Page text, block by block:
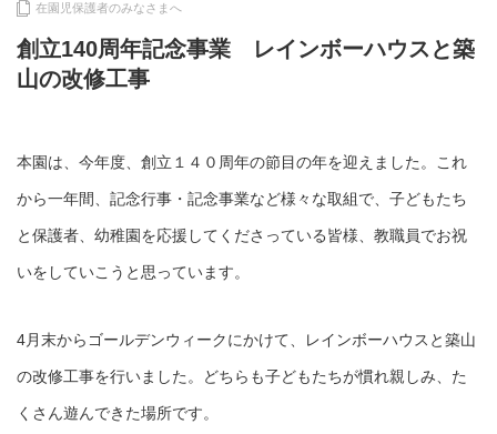
在園児保護者のみなさまへ
創立140周年記念事業 レインボーハウスと築
山の改修工事
本園は、今年度、創立１４０周年の節目の年を迎えました。これ
から一年間、記念行事・記念事業など様々な取組で、子どもたち
と保護者、幼稚園を応援してくださっている皆様、教職員でお祝
いをしていこうと思っています。
4月末からゴールデンウィークにかけて、レインボーハウスと築山
の改修工事を行いました。どちらも子どもたちが慣れ親しみ、た
くさん遊んできた場所です。